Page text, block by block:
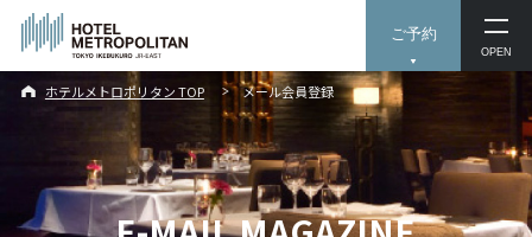
ご予約
OPEN
ホテルメトロポリタン TOP メール会員登録